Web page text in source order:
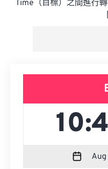
Time（目標）之間進行